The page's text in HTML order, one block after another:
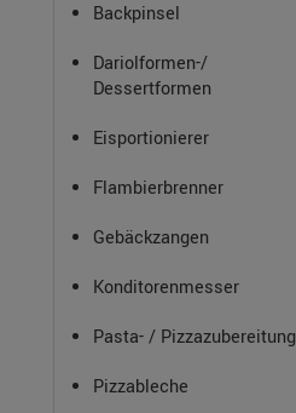
Backpinsel
Dariolformen-/
Dessertformen
Eisportionierer
Flambierbrenner
Gebäckzangen
Konditorenmesser
Pasta- / Pizzazubereitung
Pizzableche